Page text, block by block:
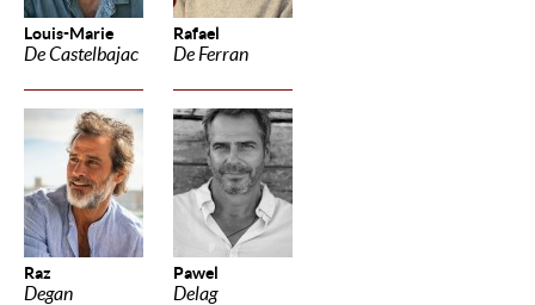
Louis-Marie
De Castelbajac
Rafael
De Ferran
Raz
Degan
Pawel
Delag